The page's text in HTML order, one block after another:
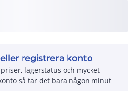
registrera konto
lagerstatus och mycket
så tar det bara någon minut